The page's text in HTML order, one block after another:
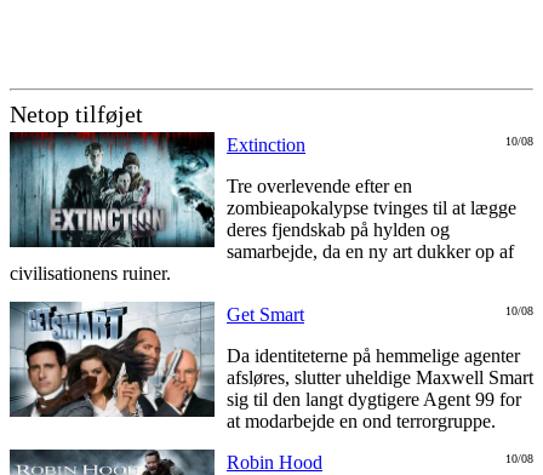
Netop tilføjet
10/08
Extinction
Tre overlevende efter en
zombieapokalypse tvinges til at lægge
deres fjendskab på hylden og
samarbejde, da en ny art dukker op af
civilisationens ruiner.
10/08
Get Smart
Da identiteterne på hemmelige agenter
afsløres, slutter uheldige Maxwell Smart
sig til den langt dygtigere Agent 99 for
at modarbejde en ond terrorgruppe.
10/08
Robin Hood